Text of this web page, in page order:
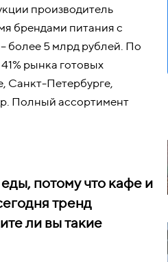
производитель
брендами питания с
более 5 млрд рублей. По
рынка готовых
Санкт-Петербурге,
Полный ассортимент
потому что кафе и
тренд
ли вы такие